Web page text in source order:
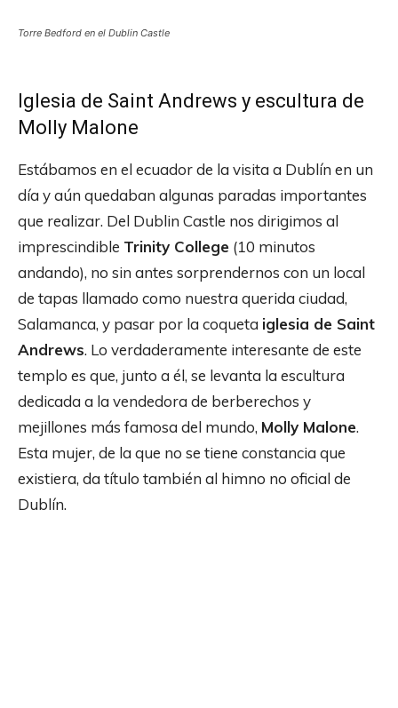
Torre Bedford en el Dublin Castle
Iglesia de Saint Andrews y escultura de
Molly Malone
Estábamos en el ecuador de la visita a Dublín en un
día y aún quedaban algunas paradas importantes
que realizar. Del Dublin Castle nos dirigimos al
imprescindible Trinity College (10 minutos
andando), no sin antes sorprendernos con un local
de tapas llamado como nuestra querida ciudad,
Salamanca, y pasar por la coqueta iglesia de Saint
Andrews. Lo verdaderamente interesante de este
templo es que, junto a él, se levanta la escultura
dedicada a la vendedora de berberechos y
mejillones más famosa del mundo, Molly Malone.
Esta mujer, de la que no se tiene constancia que
existiera, da título también al himno no oficial de
Dublín.